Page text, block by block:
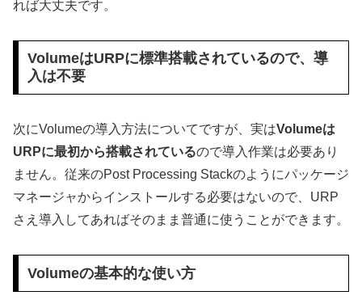
れば大丈夫です。
VolumeはURPに標準搭載されているので、導
入は不要
次にVolumeの導入方法についてですが、実はVolumeは
URPに最初から搭載されているので導入作業は必要あり
ません。従来のPost Processing Stackのようにパッケージ
マネージャからインストールする必要はないので、URP
さえ導入してあればそのまま普通に使うことができます。
Volumeの基本的な使い方